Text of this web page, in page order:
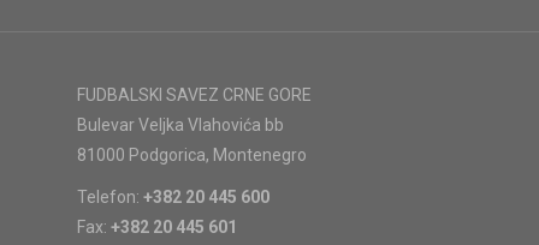
FUDBALSKI SAVEZ CRNE GORE
Bulevar Veljka Vlahovića bb
81000 Podgorica, Montenegro
Telefon: +382 20 445 600
Fax: +382 20 445 601